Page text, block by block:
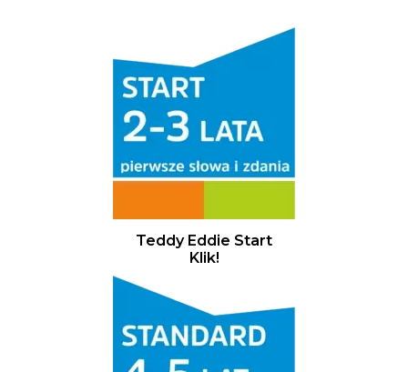
Teddy Eddie Start
Klik!